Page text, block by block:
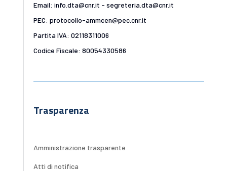
Email: info.dta@cnr.it - segreteria.dta@cnr.it
PEC: protocollo-ammcen@pec.cnr.it
Partita IVA: 02118311006
Codice Fiscale: 80054330586
Trasparenza
Amministrazione trasparente
Atti di notifica